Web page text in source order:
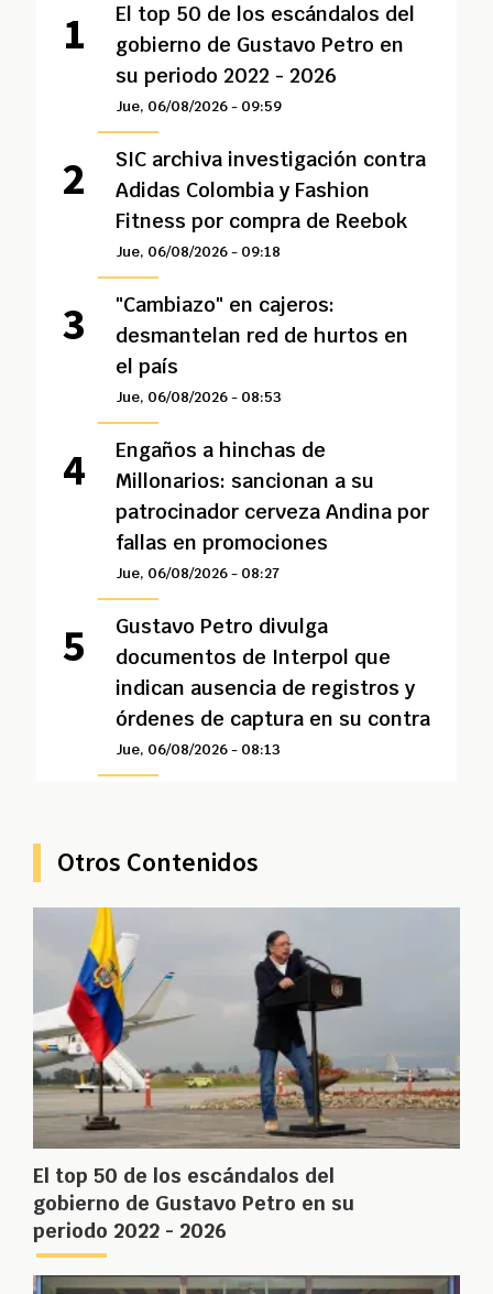
El top 50 de los escándalos del
gobierno de Gustavo Petro en
su periodo 2022 - 2026
Jue, 06/08/2026 - 09:59
SIC archiva investigación contra
Adidas Colombia y Fashion
Fitness por compra de Reebok
Jue, 06/08/2026 - 09:18
"Cambiazo" en cajeros:
desmantelan red de hurtos en
el país
Jue, 06/08/2026 - 08:53
Engaños a hinchas de
Millonarios: sancionan a su
patrocinador cerveza Andina por
fallas en promociones
Jue, 06/08/2026 - 08:27
Gustavo Petro divulga
documentos de Interpol que
indican ausencia de registros y
órdenes de captura en su contra
Jue, 06/08/2026 - 08:13
Otros Contenidos
El top 50 de los escándalos del
gobierno de Gustavo Petro en su
periodo 2022 - 2026